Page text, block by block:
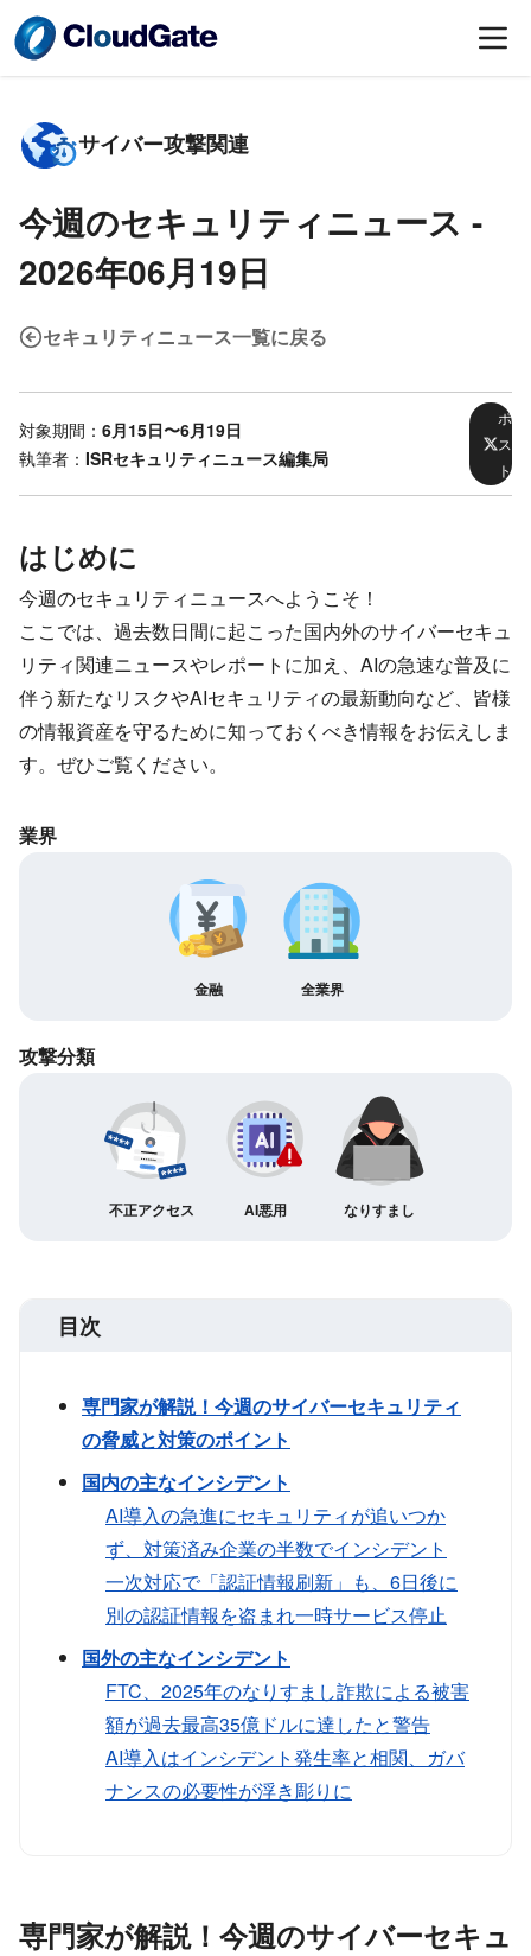
サイバー攻撃関連
今週のセキュリティニュース -
2026年06月19日
セキュリティニュース一覧に戻る
対象期間： 6月15日〜6月19日
執筆者： ISRセキュリティニュース編集局
ポ
ス
ト
はじめに
今週のセキュリティニュースへようこそ！
ここでは、過去数日間に起こった国内外のサイバーセキュ
リティ関連ニュースやレポートに加え、AIの急速な普及に
伴う新たなリスクやAIセキュリティの最新動向など、皆様
の情報資産を守るために知っておくべき情報をお伝えしま
す。ぜひご覧ください。
業界
金融 全業界
攻撃分類
不正アクセス AI悪用 なりすまし
目次
専門家が解説！今週のサイバーセキュリティ
の脅威と対策のポイント
国内の主なインシデント
AI導入の急進にセキュリティが追いつか
ず、対策済み企業の半数でインシデント
一次対応で「認証情報刷新」も、6日後に
別の認証情報を盗まれ一時サービス停止
国外の主なインシデント
FTC、2025年のなりすまし詐欺による被害
額が過去最高35億ドルに達したと警告
AI導入はインシデント発生率と相関、ガバ
ナンスの必要性が浮き彫りに
専門家が解説！今週のサイバーセキュ